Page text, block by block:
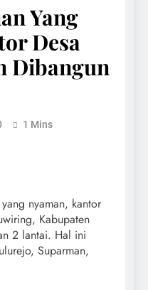
Yang
Desa
Dibangun
1 Mins
nyaman, kantor
Kabupaten
2 lantai. Hal ini
Suparman,